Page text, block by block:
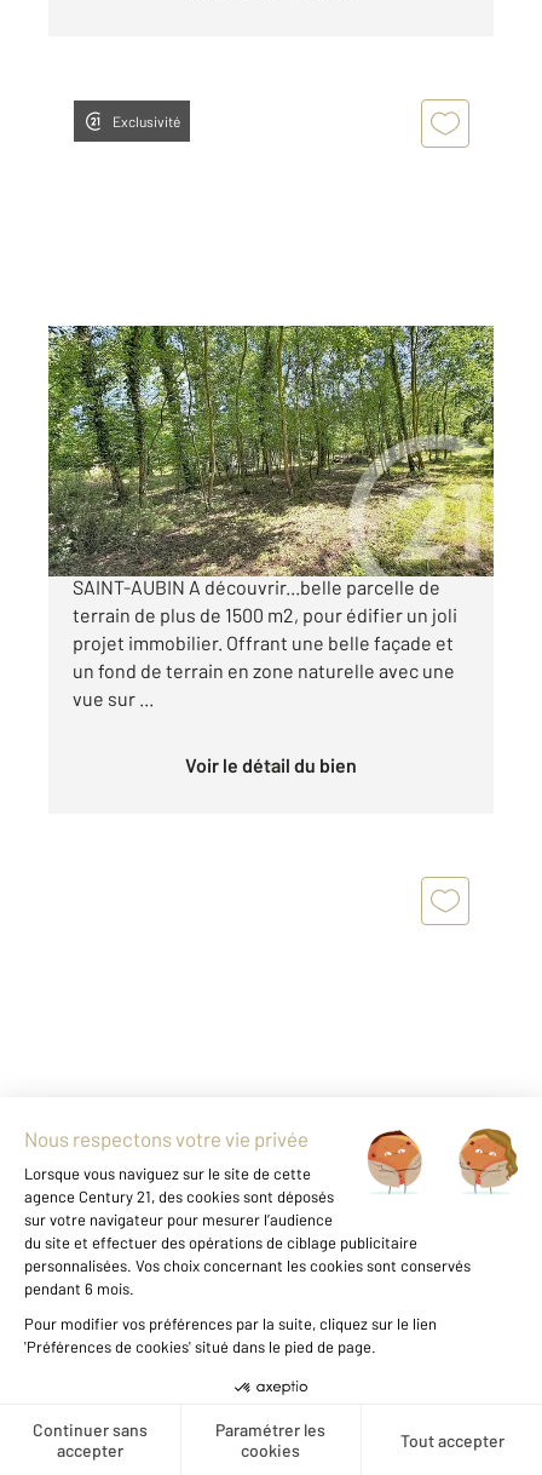
Créer une alerte
Exclusivité
LA FERTE ST AUBIN 45
1543 m2
Ref : 2037
Terrain à vendre
140 400 €
EXCLUSIF TERRAIN A BATIR SUR LA FERTÉ-
SAINT-AUBIN A découvrir...belle parcelle de
terrain de plus de 1500 m2, pour édifier un joli
projet immobilier. Offrant une belle façade et
un fond de terrain en zone naturelle avec une
vue sur ...
Voir le détail du bien
SENNELY 45
Ref : 2000
Terrain à vendre
60 000 €
TERRAIN A BÂTIR / CENTRE DU VILLAGE DE
SENNELY A découvrir agréable terrain de plus
de 1000 m2 relativement plat de forme carré,
belle façade de plus de 26m , clos sur trois
côtes. Libre constructeur, viabilité sur rue,